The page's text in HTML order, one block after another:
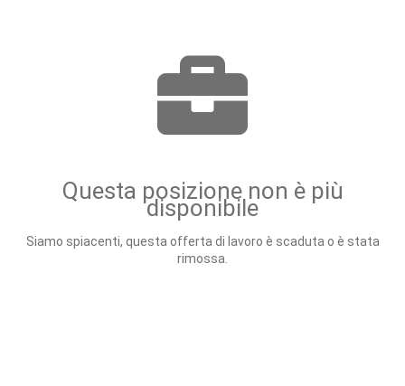
Questa posizione non è più
disponibile
Siamo spiacenti, questa offerta di lavoro è scaduta o è stata
rimossa.